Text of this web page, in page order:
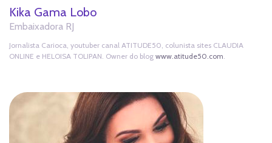
Kika Gama Lobo
Embaixadora RJ
Jornalista Carioca, youtuber canal ATITUDE50, colunista sites CLAUDIA
ONLINE e HELOISA TOLIPAN. Owner do blog www.atitude50.com